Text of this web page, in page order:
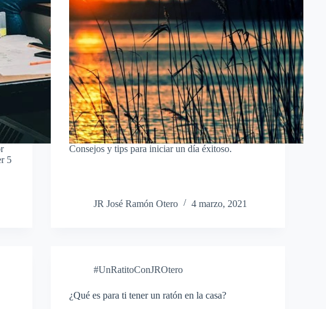
5
Consejos y tips para iniciar un día éxitoso.
JR José Ramón Otero 4 marzo, 2021
#UnRatitoConJROtero
¿Qué es para ti tener un ratón en la casa?